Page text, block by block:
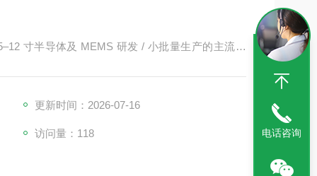
寸半导体及 MEMS 研发 / 小批量生产的主流选
更新时间：2026-07-16
访问量：118 电话咨询